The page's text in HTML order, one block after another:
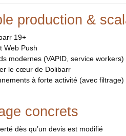
production &
19+
Web Push
modernes (VAPID, service workers)
le cœur de Dolibarr
à forte activité (avec filtrage)
concrets
dès qu’un devis est modifié